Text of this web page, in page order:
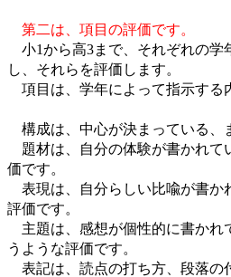
第二は、項目の評価です。
小1から高3まで、それぞれの学
し、それらを評価します。
項目は、学年によって指示する
構成は、中心が決まっている、
題材は、自分の体験が書かれて
価です。
表現は、自分らしい比喩が書か
評価です。
主題は、感想が個性的に書かれ
うような評価です。
表記は、読点の打ち方、段落の